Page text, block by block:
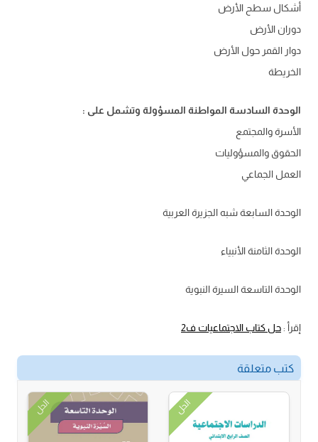
أشكال سطح الأرض
دوران الأرض
دوار القمر حول الأرض
الخريطة
الوحدة السادسة المواطنة المسؤولة وتشمل على :
الأسرة والمجتمع
الحقوق والمسؤوليات
العمل الجماعي
الوحدة السابعة شبه الجزيرة العربية
الوحدة الثامنة الأنبياء
الوحدة التاسعة السيرة النبوية
إقرأ :حل كتاب الاجتماعيات ف2
كتب متعلقة
الحل الحل